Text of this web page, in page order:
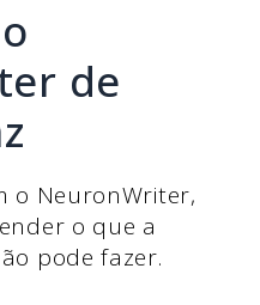
de
o NeuronWriter,
o que a
pode fazer.